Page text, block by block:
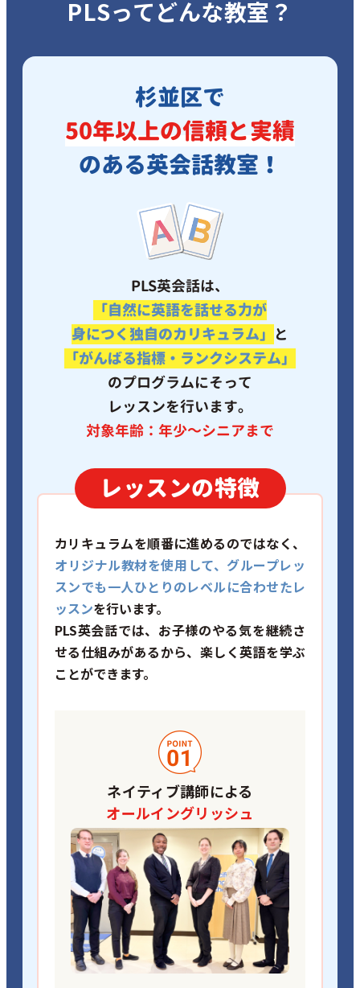
PLSってどんな教室？
杉並区で
50年以上の信頼と実績
のある英会話教室！
PLS英会話は、
「自然に英語を話せる力が
身につく独自のカリキュラム」 と
「がんばる指標・ランクシステム」
のプログラムにそって
レッスンを行います。
対象年齢：年少～シニアまで
レッスンの特徴
カリキュラムを順番に進めるのではなく、
オリジナル教材を使用して、 グループレッ
スンでも一人ひとりのレベルに合わせたレ
ッスンを行います。
PLS英会話では、お子様のやる気を継続さ
せる仕組みがあるから、 楽しく英語を学ぶ
ことができます。
ネイティブ講師による
オールイングリッシュ